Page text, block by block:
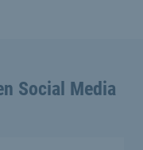
Social Media